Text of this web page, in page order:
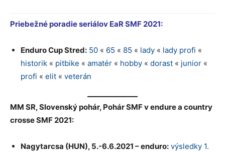
Priebežné poradie seriálov EaR SMF 2021:
Enduro Cup Stred: 50 « 65 « 85 « lady « lady profi «
historik « pitbike « amatér « hobby « dorast « junior «
profi « elit « veterán
MM SR, Slovenský pohár, Pohár SMF v endure a country
crosse SMF 2021:
Nagytarcsa (HUN), 5.-6.6.2021 – enduro: výsledky 1.